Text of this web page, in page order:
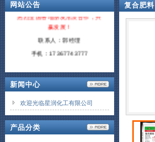
网站公告
赢发展！
联系人：郭经理
手机：17367743777
新闻中心
欢迎光临星润化工有限公司
产品分类
复合肥料